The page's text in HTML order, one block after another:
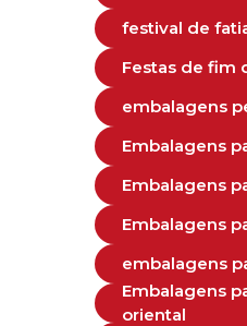
festival de
Festas de fim
embalagens
Embalagens
Embalagens
Embalagens
embalagens
Embalagens
oriental